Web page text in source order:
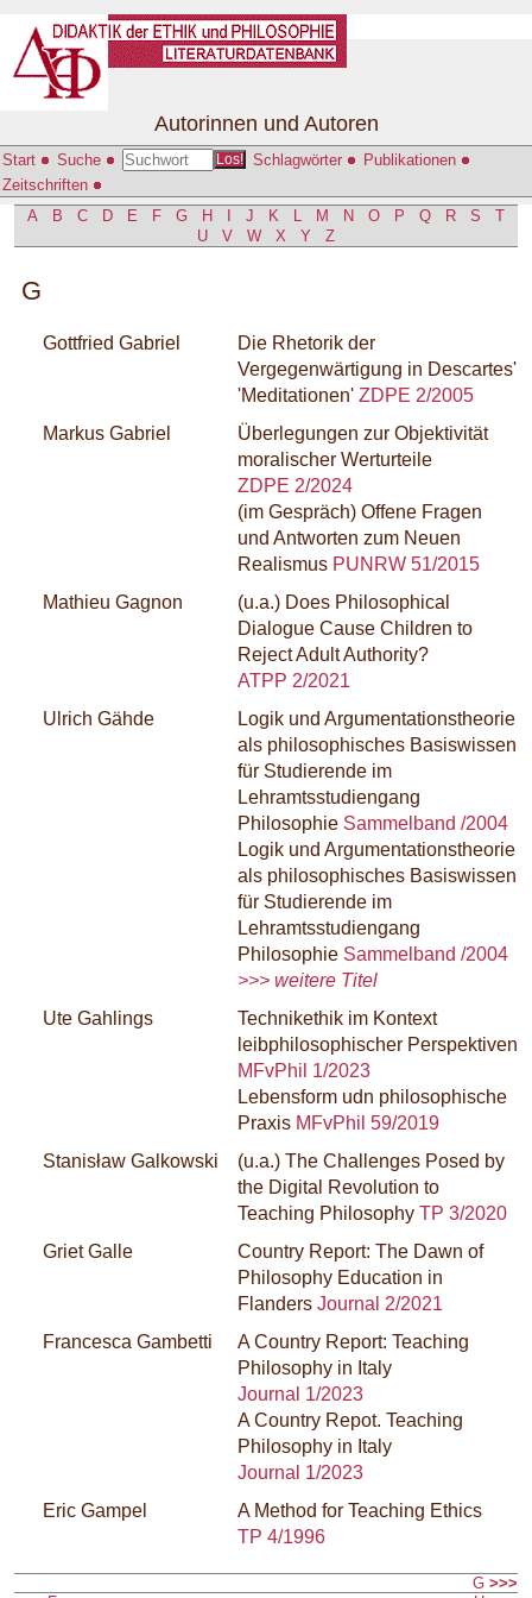
Autorinnen und Autoren
Start Suche Los! Schlagwörter
Publikationen
Zeitschriften
A
B C D E F G H J K M N O P Q R S
T
U
V W X Y Z
G
Gottfried Gabriel
Die Rhetorik der
Vergegenwärtigung in Descartes'
'Meditationen' ZDPE 2/2005
Markus Gabriel
Überlegungen zur Objektivität
moralischer Werturteile
ZDPE 2/2024
(im Gespräch) Offene Fragen
und Antworten zum Neuen
Realismus PUNRW 51/2015
Mathieu Gagnon
(u.a.) Does Philosophical
Dialogue Cause Children to
Reject Adult Authority?
ATPP 2/2021
Ulrich Gähde
Logik und Argumentationstheorie
als philosophisches Basiswissen
für Studierende im
Lehramtsstudiengang
Philosophie Sammelband /2004
Logik und Argumentationstheorie
als philosophisches Basiswissen
für Studierende im
Lehramtsstudiengang
Philosophie Sammelband /2004
>>> weitere Titel
Ute Gahlings
Technikethik im Kontext
leibphilosophischer Perspektiven
MFvPhil 1/2023
Lebensform udn philosophische
Praxis MFvPhil 59/2019
Stanisław Galkowski
(u.a.) The Challenges Posed by
the Digital Revolution to
Teaching Philosophy TP 3/2020
Griet Galle
Country Report: The Dawn of
Philosophy Education in
Flanders Journal 2/2021
Francesca Gambetti
A Country Report: Teaching
Philosophy in Italy
Journal 1/2023
A Country Repot. Teaching
Philosophy in Italy
Journal 1/2023
Eric Gampel
A Method for Teaching Ethics
TP 4/1996
G >>>